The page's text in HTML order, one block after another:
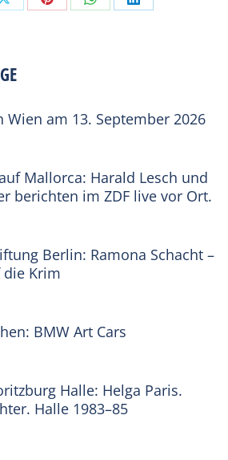
Share Share Share Share
am 13. September 2026
Mallorca: Harald Lesch und
berichten im ZDF live vor Ort.
Berlin: Ramona Schacht –
die Krim
BMW Art Cars
Halle: Helga Paris.
Halle 1983–85